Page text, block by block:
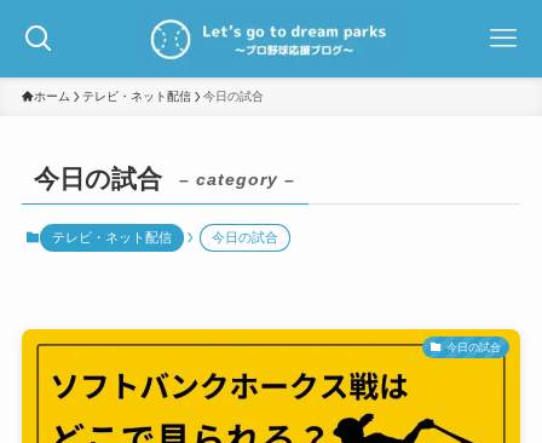
ホーム テレビ・ネット配信 今日の試合
今日の試合 – category –
テレビ・ネット配信 今日の試合
今日の試合